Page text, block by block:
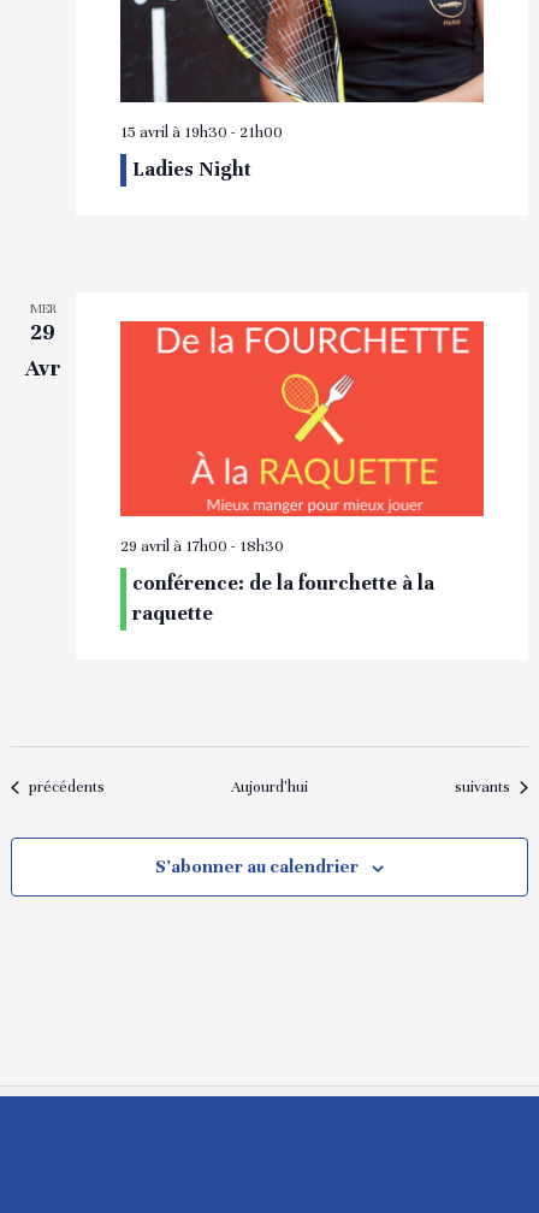
15 avril à 19h30 - 21h00
Ladies Night
MER
29
Avr
29 avril à 17h00 - 18h30
conférence: de la fourchette à la
raquette
Évènements
précédents Aujourd'hui Évènements
suivants
S’abonner au calendrier